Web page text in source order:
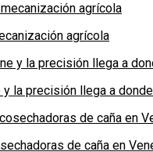
agrícola
la precisión llega a
de caña en